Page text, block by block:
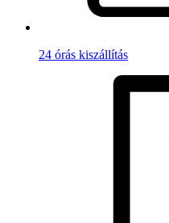
24 órás kiszállítás